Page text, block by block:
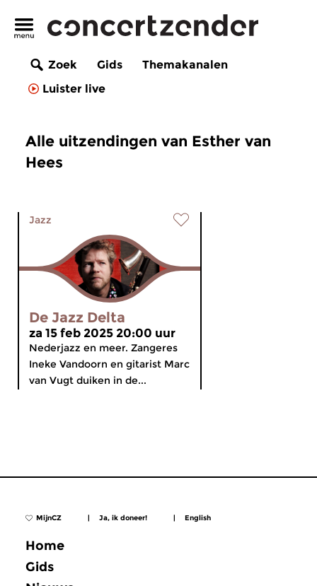
Zoek Gids
Themakanalen
Luister live
Alle uitzendingen van Esther van
Hees
Jazz
De Jazz Delta
za 15 feb 2025 20:00 uur
Nederjazz en meer. Zangeres
Ineke Vandoorn en gitarist Marc
van Vugt duiken in de...
MijnCZ | Ja, ik doneer! | English
Home
Gids